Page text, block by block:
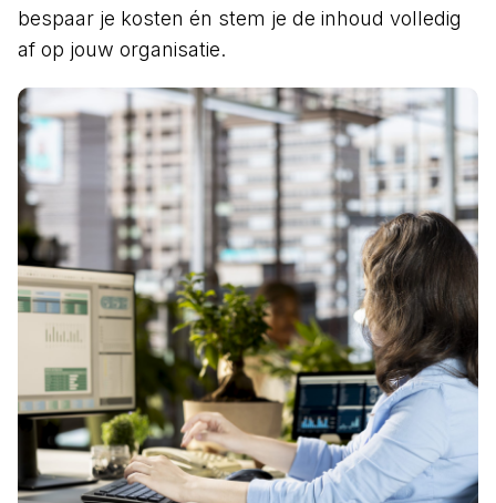
bespaar je kosten én stem je de inhoud volledig
af op jouw organisatie.